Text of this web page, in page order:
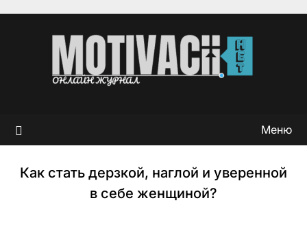
содержимому
Меню
Как стать дерзкой, наглой и уверенной
в себе женщиной?